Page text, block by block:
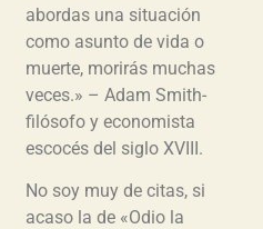
abordas una situación
como asunto de vida o
muerte, morirás muchas
veces.» – Adam Smith-
filósofo y economista
escocés del siglo XVIII.
No soy muy de citas, si
acaso la de «Odio la